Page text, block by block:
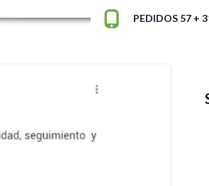
PEDIDOS 57 +